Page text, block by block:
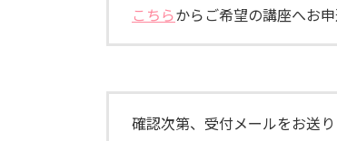
こちらからご希望の講座へお申
確認次第、受付メールをお送